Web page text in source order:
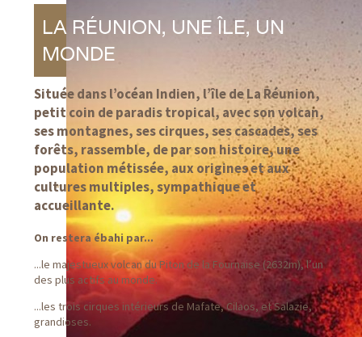
LA RÉUNION, UNE ÎLE, UN
MONDE
Située dans l’océan Indien, l’île de La Réunion,
petit coin de paradis tropical, avec son volcan,
ses montagnes, ses cirques, ses cascades, ses
forêts, rassemble, de par son histoire, une
population métissée, aux origines et aux
cultures multiples, sympathique et
accueillante.
On restera ébahi par...
...le majestueux volcan du Piton de la Fournaise (2632m), l’un
des plus actifs au monde.
...les trois cirques intérieurs de Mafate, Cilaos, et Salazie,
grandioses.